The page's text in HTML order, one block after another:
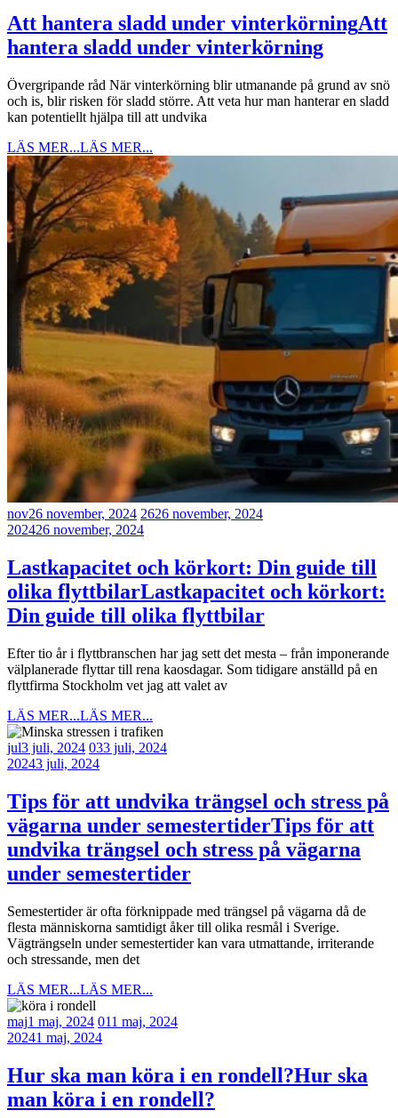
Att hantera sladd under vinterkörningAtt
hantera sladd under vinterkörning
Övergripande råd När vinterkörning blir utmanande på grund av snö
och is, blir risken för sladd större. Att veta hur man hanterar en sladd
kan potentiellt hjälpa till att undvika
LÄS MER...LÄS MER...
nov26 november, 2024 2626 november, 2024
202426 november, 2024
Lastkapacitet och körkort: Din guide till
olika flyttbilarLastkapacitet och körkort:
Din guide till olika flyttbilar
Efter tio år i flyttbranschen har jag sett det mesta – från imponerande
välplanerade flyttar till rena kaosdagar. Som tidigare anställd på en
flyttfirma Stockholm vet jag att valet av
LÄS MER...LÄS MER...
jul3 juli, 2024 033 juli, 2024
20243 juli, 2024
Tips för att undvika trängsel och stress på
vägarna under semestertiderTips för att
undvika trängsel och stress på vägarna
under semestertider
Semestertider är ofta förknippade med trängsel på vägarna då de
flesta människorna samtidigt åker till olika resmål i Sverige.
Vägträngseln under semestertider kan vara utmattande, irriterande
och stressande, men det
LÄS MER...LÄS MER...
maj1 maj, 2024 011 maj, 2024
20241 maj, 2024
Hur ska man köra i en rondell?Hur ska
man köra i en rondell?